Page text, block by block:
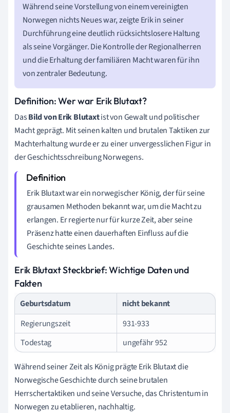
Während seine Vorstellung von einem vereinigten
Norwegen nichts Neues war, zeigte Erik in seiner
Durchführung eine deutlich rücksichtslosere Haltung
als seine Vorgänger. Die Kontrolle der Regionalherren
und die Erhaltung der familiären Macht waren für ihn
von zentraler Bedeutung.
Definition: Wer war Erik Blutaxt?
DasBild von Erik Blutaxtist von Gewalt und politischer
Macht geprägt. Mit seinen kalten und brutalen Taktiken zur
Machterhaltung wurde er zu einer unvergesslichen Figur in
der Geschichtsschreibung Norwegens.
Erik Blutaxt war ein norwegischer König, der für seine
grausamen Methoden bekannt war, um die Macht zu
erlangen. Er regierte nur für kurze Zeit, aber seine
Präsenz hatte einen dauerhaften Einfluss auf die
Geschichte seines Landes.
Erik Blutaxt Steckbrief: Wichtige Daten und
Fakten
Geburtsdatum
nicht bekannt
Regierungszeit
931-933
Todestag
ungefähr 952
Während seiner Zeit als König prägte Erik Blutaxt die
Norwegische Geschichte durch seine brutalen
Herrschertaktiken und seine Versuche, das Christentum in
Norwegen zu etablieren, nachhaltig.